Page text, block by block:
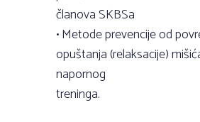
članova SKBSa
• Metode prevencije od
opuštanja (relaksacije)
napornog
treninga.